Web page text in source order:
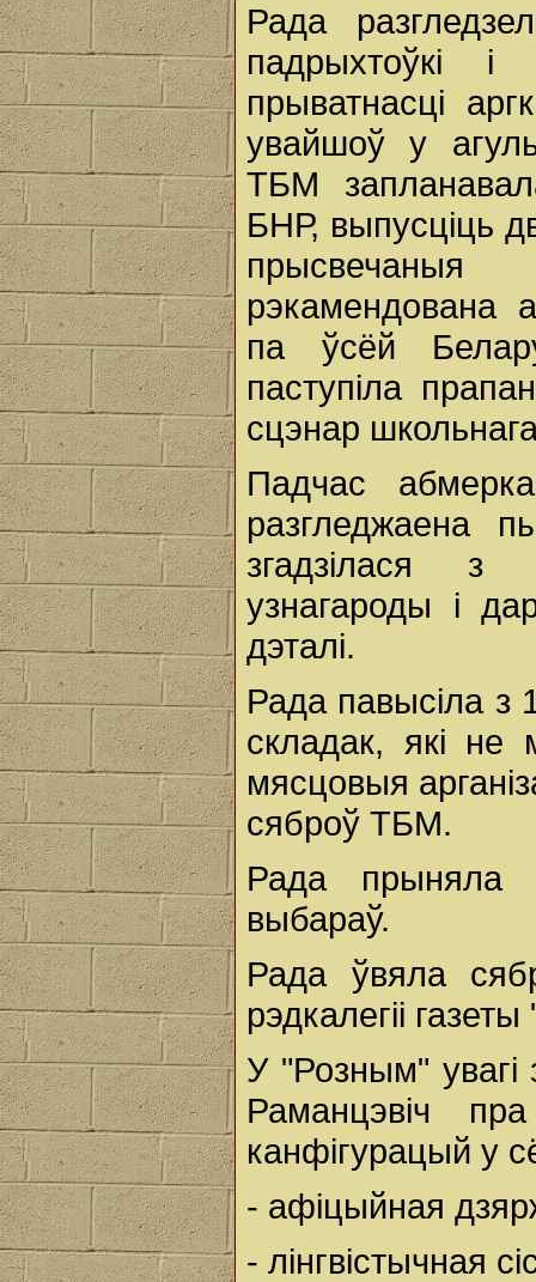
Рада
падрыхтоўкі
прыватнасці
увайшоў у
ТБМ
БНР, выпусціць
прысвечаныя
рэкамендована
па ўсёй
паступіла
сцэнар
Падчас
разгледжаена
згадзілася з
узнагароды і
дэталі.
Рада павысіла з
складак, які не
мясцовыя
сяброў ТБМ.
Рада прыняла
выбараў.
Рада ўвяла
рэдкалегіі
У "Розным" увагі
Раманцэвіч
канфігурацый у
- афіцыйная
- лінгвістычная